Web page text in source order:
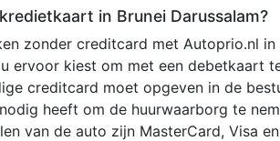
in Brunei Darussalam?
zonder creditcard met Autoprio.nl in
ervoor kiest om met een debetkaart
creditcard moet opgeven in de
heeft om de huurwaarborg te
van de auto zijn MasterCard, Visa